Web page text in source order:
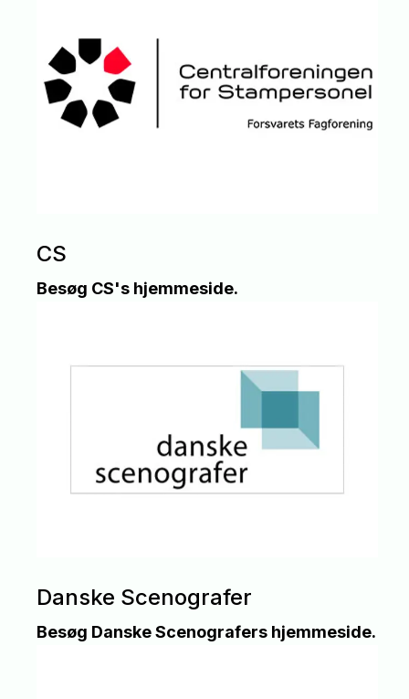
CS
Besøg CS's hjemmeside.
Danske Scenografer
Besøg Danske Scenografers hjemmeside.